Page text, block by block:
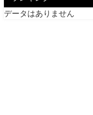
データはありません